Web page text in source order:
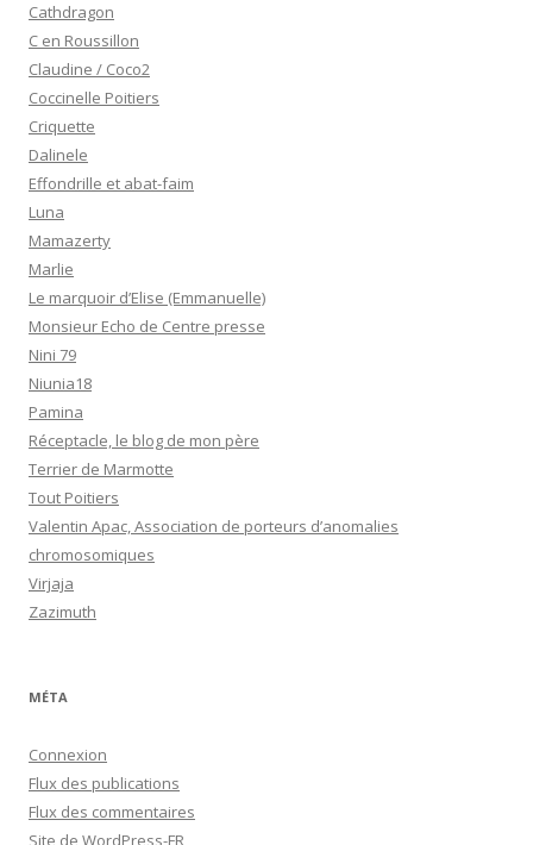
Cathdragon
C en Roussillon
Claudine / Coco2
Coccinelle Poitiers
Criquette
Dalinele
Effondrille et abat-faim
Luna
Mamazerty
Marlie
Le marquoir d’Elise (Emmanuelle)
Monsieur Echo de Centre presse
Nini 79
Niunia18
Pamina
Réceptacle, le blog de mon père
Terrier de Marmotte
Tout Poitiers
Valentin Apac, Association de porteurs d’anomalies
chromosomiques
Virjaja
Zazimuth
MÉTA
Connexion
Flux des publications
Flux des commentaires
Site de WordPress-FR